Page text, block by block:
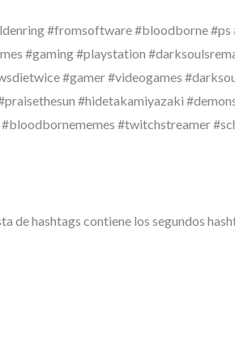
#fromsoftware #bloodborne #ps
#gaming #playstation
#gamer #videogames
#hidetakamiyazaki
#twitchstreamer
de hashtags contiene los segundos